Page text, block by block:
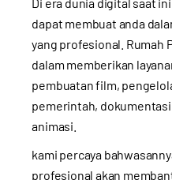
dapat membuat anda
yang profesional. Rumah
dalam memberikan
pembuatan film,
pemerintah,
animasi.
kami percaya
profesional akan